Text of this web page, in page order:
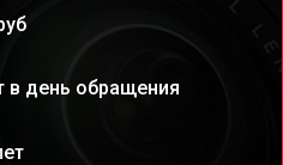
в день обращения